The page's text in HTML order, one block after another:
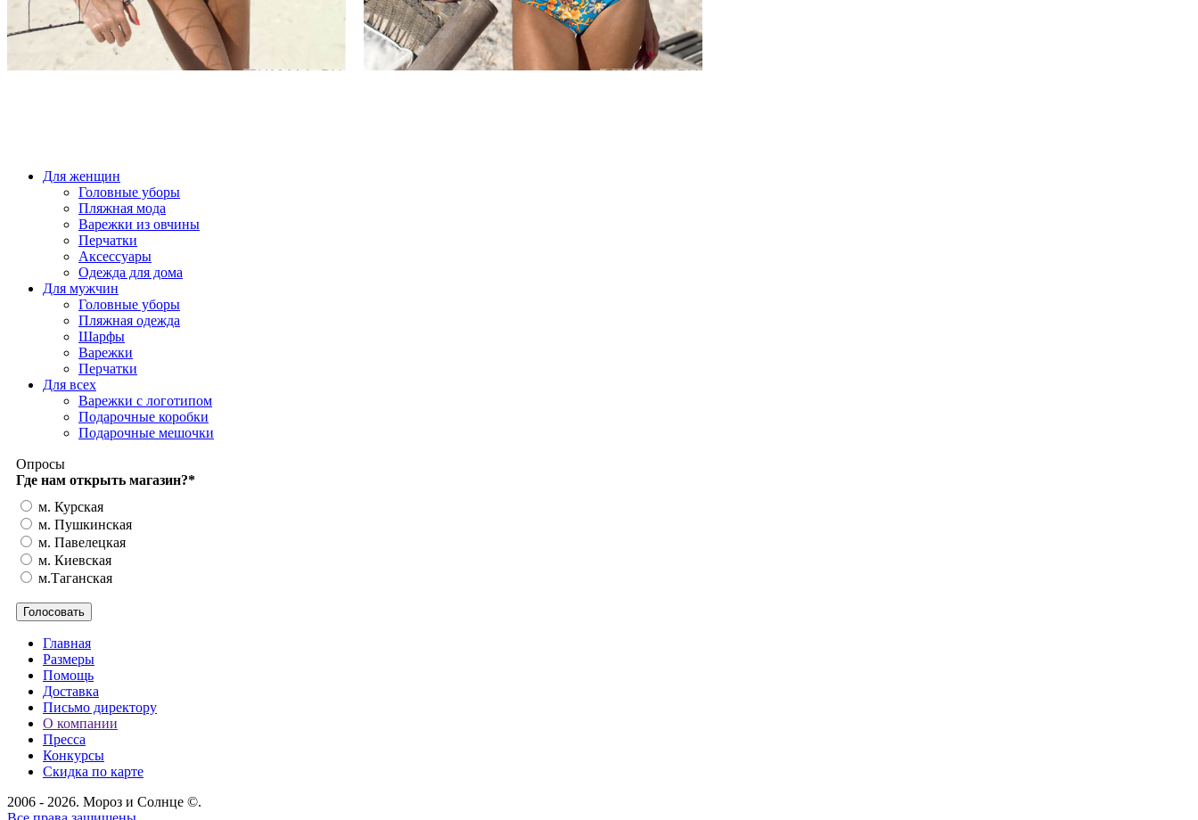
Для женщин
Головные уборы
Пляжная мода
Варежки из овчины
Перчатки
Аксессуары
Одежда для дома
Для мужчин
Головные уборы
Пляжная одежда
Шарфы
Варежки
Перчатки
Для всех
Варежки с логотипом
Подарочные коробки
Подарочные мешочки
Опросы
Где нам открыть магазин?*
м. Курская
м. Пушкинская
м. Павелецкая
м. Киевская
м.Таганская
Главная
Размеры
Помощь
Доставка
Письмо директору
О компании
Пресса
Конкурсы
Скидка по карте
2006 - 2026. Мороз и Солнце ©.